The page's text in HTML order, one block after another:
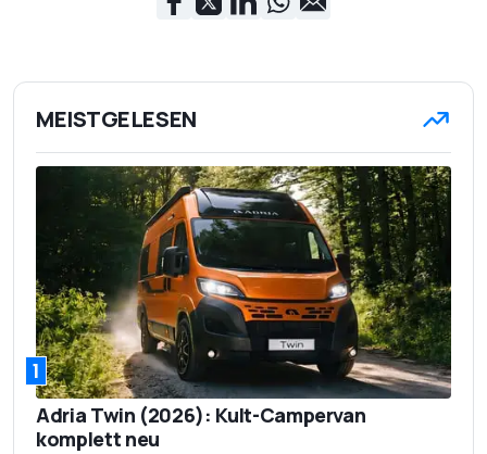
MEISTGELESEN
1
Adria Twin (2026): Kult-Campervan
komplett neu